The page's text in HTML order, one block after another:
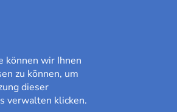
på Prisjakt
können wir Ihnen
zu können, um
dieser
verwalten klicken.